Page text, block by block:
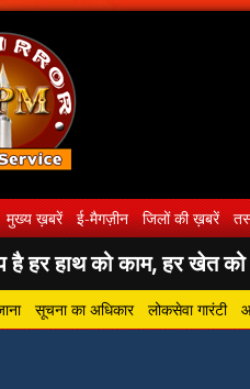
मुख्य ख़बरें ई-मैगज़ीन जिलों की ख़बरें
है हर हाथ को काम, हर खेत को
सूचना का अधिकार लोकसेवा गारंटी